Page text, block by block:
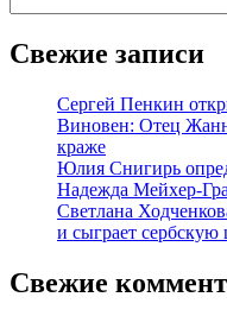
Свежие записи
Сергей Пенкин
Виновен: Отец
краже
Юлия Снигирь
Надежда Мейхер-
Светлана
и сыграет
Свежие